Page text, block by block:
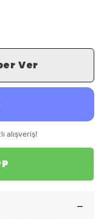
Ver